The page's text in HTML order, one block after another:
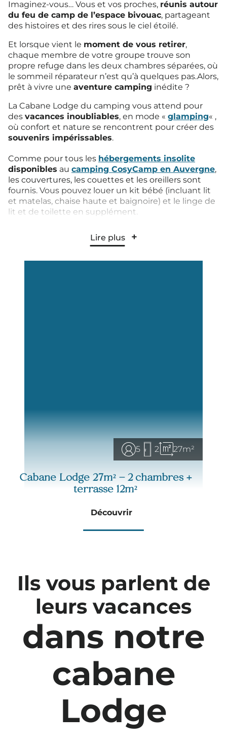
5 2 27m²
Cabane Lodge 27m² – 2 chambres +
terrasse 12m²
Découvrir
Imaginez-vous… Vous et vos proches, réunis autour
du feu de camp de l’espace bivouac, partageant
des histoires et des rires sous le ciel étoilé.
Et lorsque vient le moment de vous retirer,
chaque membre de votre groupe trouve son
propre refuge dans les deux chambres séparées, où
le sommeil réparateur n’est qu’à quelques pas.Alors,
prêt à vivre une aventure camping inédite ?
La Cabane Lodge du camping vous attend pour
des vacances inoubliables, en mode « glamping« ,
où confort et nature se rencontrent pour créer des
souvenirs impérissables.
Lire plus
Comme pour tous les hébergements insolite
disponibles au camping CosyCamp en Auvergne,
les couvertures, les couettes et les oreillers sont
fournis. Vous pouvez louer un kit bébé (incluant lit
et matelas, chaise haute et baignoire) et le linge de
lit et de toilette en supplément.
réfrigérateur et grand congélateur, 2 plaques
etc. La salle de bain privative comprend une
Ils vous parlent de
leurs vacances
dans notre
cabane
Lodge